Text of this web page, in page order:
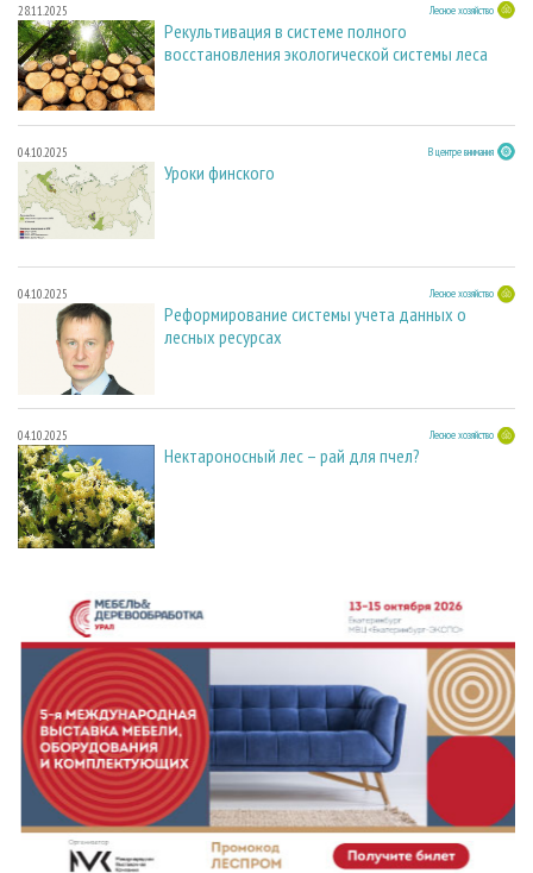
28.11.2025 Лесное хозяйство
Рекультивация в системе полного
восстановления экологической системы леса
04.10.2025 В центре внимания
Уроки финского
04.10.2025 Лесное хозяйство
Реформирование системы учета данных о
лесных ресурсах
04.10.2025 Лесное хозяйство
Нектароносный лес – рай для пчел?